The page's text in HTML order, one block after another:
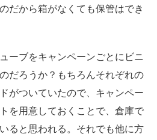
だから箱がなくても保管はでき
ーブをキャンペーンごとにビニ
だろうか？もちろんそれぞれの
がついていたので、キャンペー
を用意しておくことで、倉庫で
ると思われる。それでも他に方